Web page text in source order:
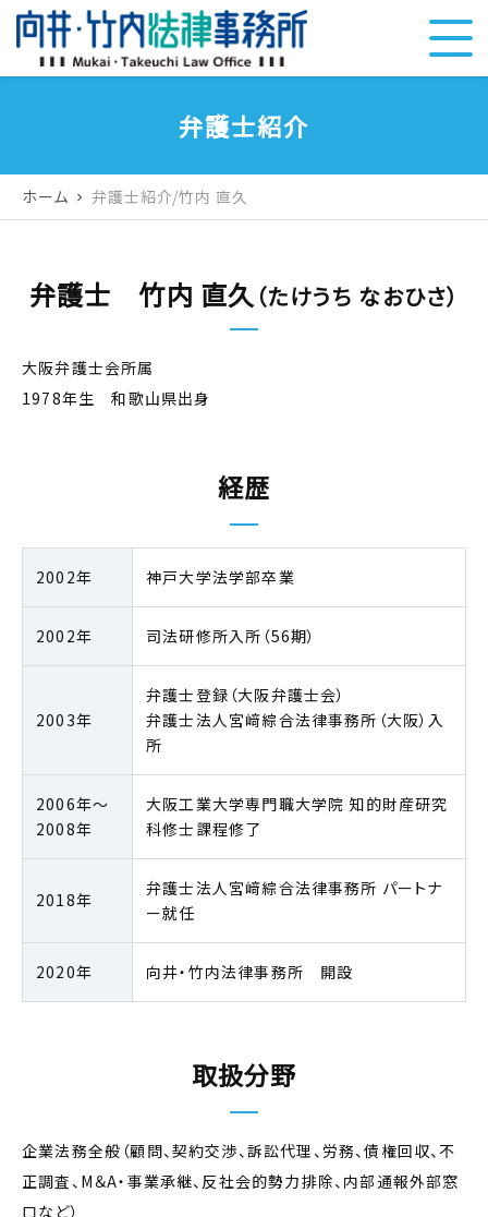
弁護士紹介
ホーム chevron_right 弁護士紹介/竹内 直久
弁護士 竹内 直久（たけうち なおひさ）
大阪弁護士会所属
1978年生 和歌山県出身
経歴
2002年 神戸大学法学部卒業
2002年 司法研修所入所（56期）
2003年
弁護士登録（大阪弁護士会）
弁護士法人宮﨑綜合法律事務所（大阪）入
所
2006年～
2008年
大阪工業大学専門職大学院 知的財産研究
科修士課程修了
2018年
弁護士法人宮﨑綜合法律事務所 パートナ
ー就任
2020年 向井・竹内法律事務所 開設
取扱分野
企業法務全般（顧問、契約交渉、訴訟代理、労務、債権回収、不
正調査、M＆A・事業承継、反社会的勢力排除、内部通報外部窓
口など）